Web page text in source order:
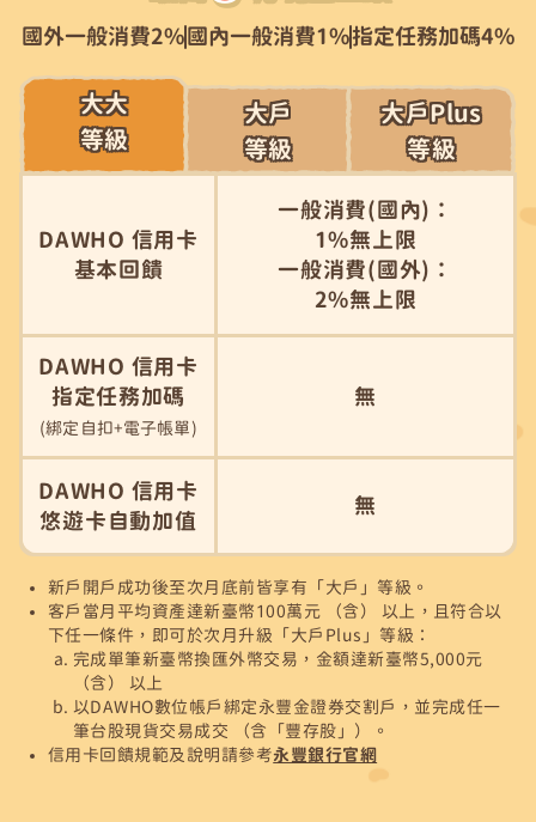
國外一般消費2% 國內一般消費1%指定任務加碼4%
大大
等級
大戶
等級
大戶Plus
等級
DAWHO 信用卡
基本回饋
一般消費(國內)：
1%無上限
一般消費(國外)：
2%無上限
DAWHO 信用卡
指定任務加碼
(綁定自扣+電子帳單)
無
DAWHO 信用卡
悠遊卡自動加值
無
新戶開戶成功後至次月底前皆享有「大戶」等級。
客戶當月平均資產達新臺幣100萬元 （含） 以上，且符合以
下任一條件，即可於次月升級「大戶Plus」等級：
完成單筆新臺幣換匯外幣交易，金額達新臺幣5,000元
（含） 以上
以DAWHO數位帳戶綁定永豐金證券交割戶，並完成任一
筆台股現貨交易成交 （含「豐存股」）。
信用卡回饋規範及說明請參考永豐銀行官網